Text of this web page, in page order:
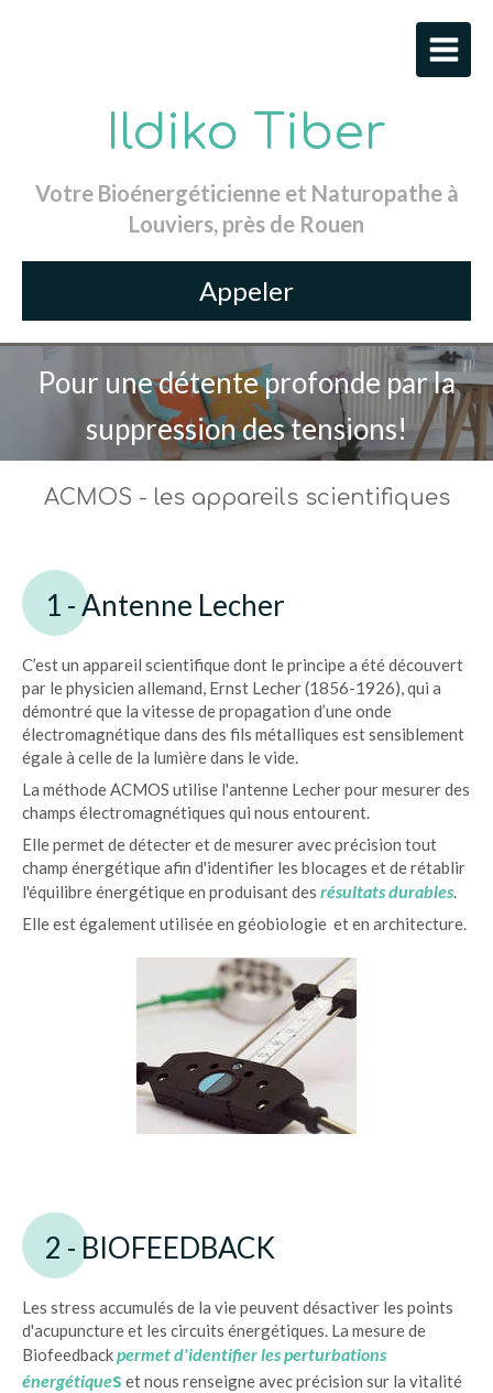
Ildiko Tiber
Votre Bioénergéticienne et Naturopathe à
Louviers, près de Rouen
Appeler
Pour une détente profonde par la
suppression des tensions!
ACMOS - les appareils scientifiques
1 - Antenne Lecher
C’est un appareil scientifique dont le principe a été découvert
par le physicien allemand, Ernst Lecher (1856-1926), qui a
démontré que la vitesse de propagation d’une onde
électromagnétique dans des fils métalliques est sensiblement
égale à celle de la lumière dans le vide.
La méthode ACMOS utilise l'antenne Lecher pour mesurer des
champs électromagnétiques qui nous entourent.
Elle permet de détecter et de mesurer avec précision tout
champ énergétique afin d'identifier les blocages et de rétablir
l'équilibre énergétique en produisant des résultats durables.
Elle est également utilisée en géobiologie et en architecture.
2 - BIOFEEDBACK
Les stress accumulés de la vie peuvent désactiver les points
d'acupuncture et les circuits énergétiques. La mesure de
Biofeedbackpermet d'identifier les perturbations
énergétiques et nous renseigne avec précision sur la vitalité